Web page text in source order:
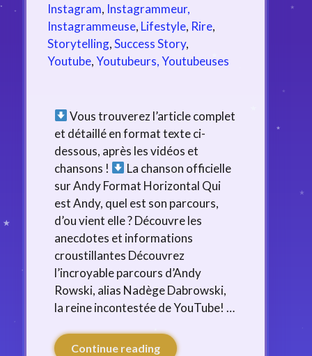
Instagram, Instagrammeur,
Instagrammeuse, Lifestyle, Rire,
Storytelling,Success Story,
Youtube,Youtubeurs, Youtubeuses
Vous trouverez l’article complet
et détaillé en format texte ci-
dessous, après les vidéos et
chansons !
La chanson officielle
sur Andy Format Horizontal Qui
est Andy, quel est son parcours,
d’ou vient elle ? Découvre les
anecdotes et informations
croustillantes Découvrez
l’incroyable parcours d’Andy
Rowski, alias Nadège Dabrowski,
la reine incontestée de YouTube! …
Continue reading